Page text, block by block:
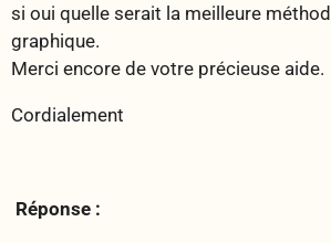
si oui quelle serait la meilleure
graphique.
Merci encore de votre précieuse aide.
Cordialement
Réponse :